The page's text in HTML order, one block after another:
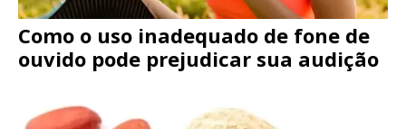
Como o uso inadequado de fone de
ouvido pode prejudicar sua audição